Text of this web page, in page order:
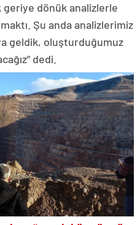
dönük analizlerle
Şu anda analizlerimiz
geldik, oluşturduğumuz
dedi.